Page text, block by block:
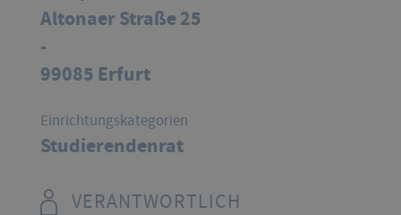
Altonaer Straße 25
-
99085 Erfurt
Einrichtungskategorien
Studierendenrat
VERANTWORTLICH